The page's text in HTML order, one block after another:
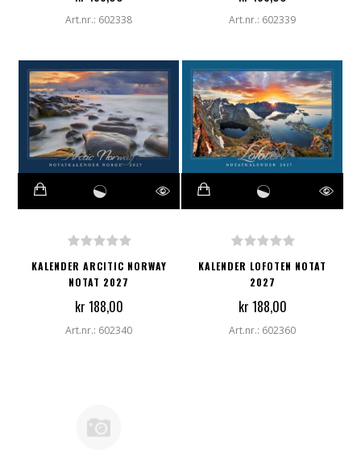
Art.nr.: 602338 Art.nr.: 602339
KALENDER ARCITIC NORWAY
NOTAT 2027
kr 188,00
Art.nr.: 602340
KALENDER LOFOTEN NOTAT
2027
kr 188,00
Art.nr.: 602360